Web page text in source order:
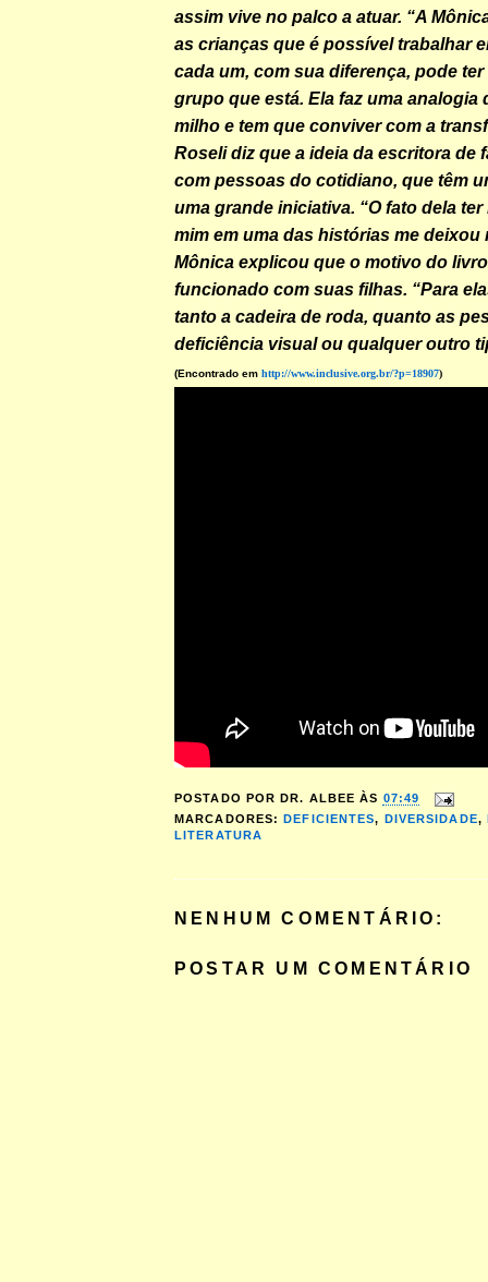
assim vive no palco a atuar. “A
as crianças que é possível trabalhar
cada um, com sua diferença, pode
grupo que está. Ela faz uma analogia
milho e tem que conviver com a
Roseli diz que a ideia da escritora de
com pessoas do cotidiano, que têm
uma grande iniciativa. “O fato dela
mim em uma das histórias me deixou
Mônica explicou que o motivo do
funcionado com suas filhas. “Para
tanto a cadeira de roda, quanto as
deficiência visual ou qualquer outro
(Encontrado em http://www.inclusive.org.br/?p=18907)
POSTADO POR DR. ALBEE ÀS 07:49
MARCADORES:DEFICIENTES, DIVERSIDADE,
LITERATURA
NENHUM COMENTÁRIO:
POSTAR UM COMENTÁRIO